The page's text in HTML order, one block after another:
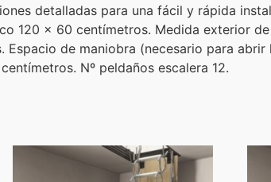
detalladas para una fácil y rápida
120 x 60 centímetros. Medida exterior de
de maniobra (necesario para abrir
Nº peldaños escalera 12.